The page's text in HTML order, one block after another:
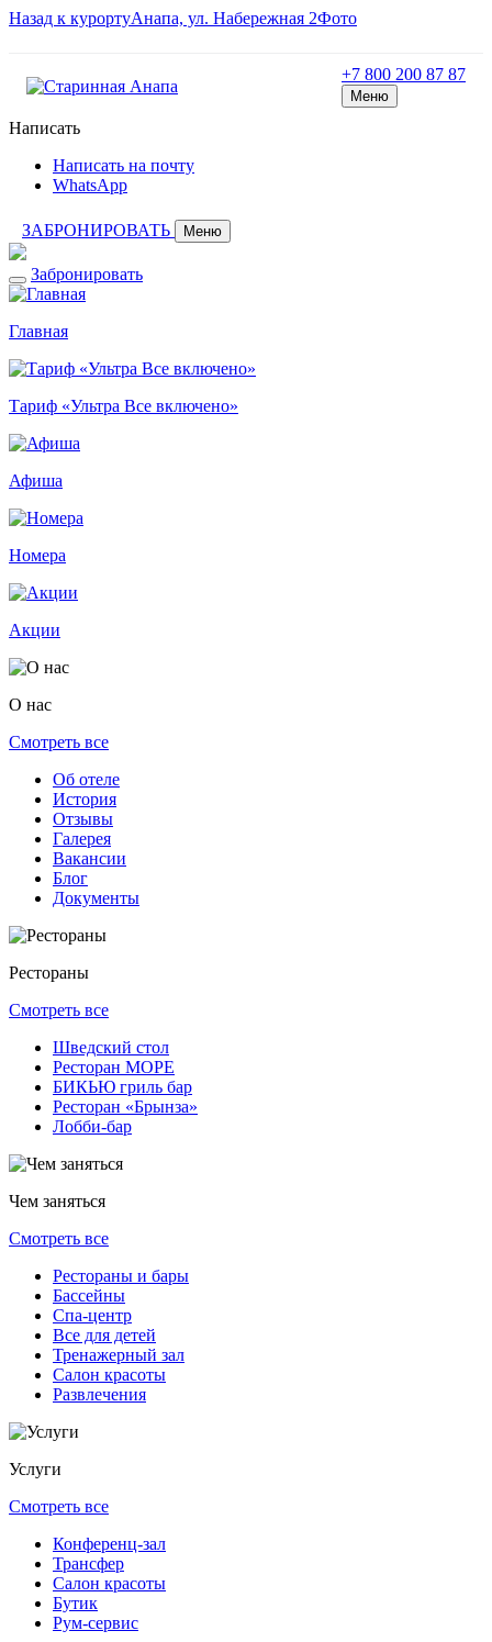
Назад к курортуАнапа, ул. Набережная 2Фото
+7 800 200 87 87
Меню
Написать
Написать на почту
WhatsApp
ЗАБРОНИРОВАТЬ Меню
Забронировать
Главная
Тариф «Ультра Все включено»
Афиша
Номера
Акции
О нас
Смотреть все
Об отеле
История
Отзывы
Галерея
Вакансии
Блог
Документы
Рестораны
Смотреть все
Шведский стол
Ресторан МОРЕ
БИКЬЮ гриль бар
Ресторан «Брынза»
Лобби-бар
Чем заняться
Смотреть все
Рестораны и бары
Бассейны
Спа-центр
Все для детей
Тренажерный зал
Салон красоты
Развлечения
Услуги
Смотреть все
Конференц-зал
Трансфер
Салон красоты
Бутик
Рум-сервис